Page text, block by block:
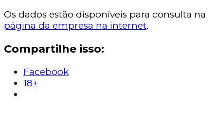
Os dados estão disponíveis para consulta na
página da empresa na internet.
Compartilhe isso:
Facebook
18+